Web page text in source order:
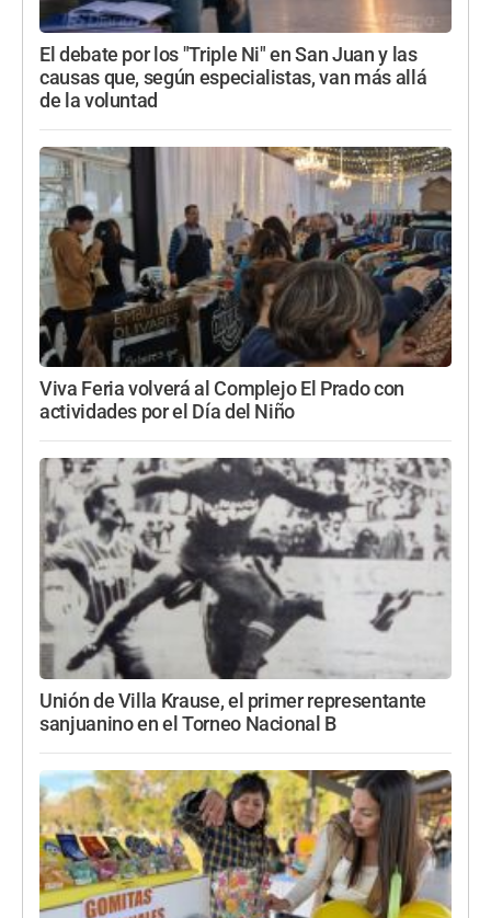
El debate por los "Triple Ni" en San Juan y las
causas que, según especialistas, van más allá
de la voluntad
Viva Feria volverá al Complejo El Prado con
actividades por el Día del Niño
Unión de Villa Krause, el primer representante
sanjuanino en el Torneo Nacional B